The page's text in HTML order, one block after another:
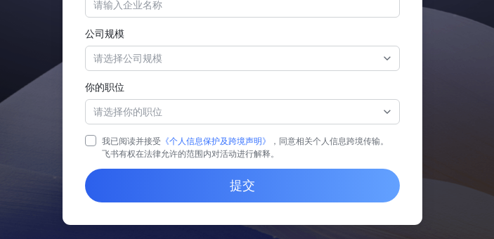
公司规模
请选择公司规模
你的职位
请选择你的职位
我已阅读并接受 《个人信息保护及跨境声明》
，同意相关个人信息跨境传输。
飞书有权在法律允许的范围内对活动进行解释。
提交